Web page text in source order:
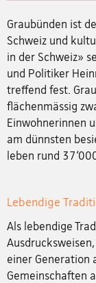
Graubünden ist
Schweiz und
in der Schweiz»
und Politiker
treffend fest.
flächenmässig
Einwohnerinnen
am dünnsten
leben rund
Lebendige
Als lebendige
einer Generation
Gemeinschaften